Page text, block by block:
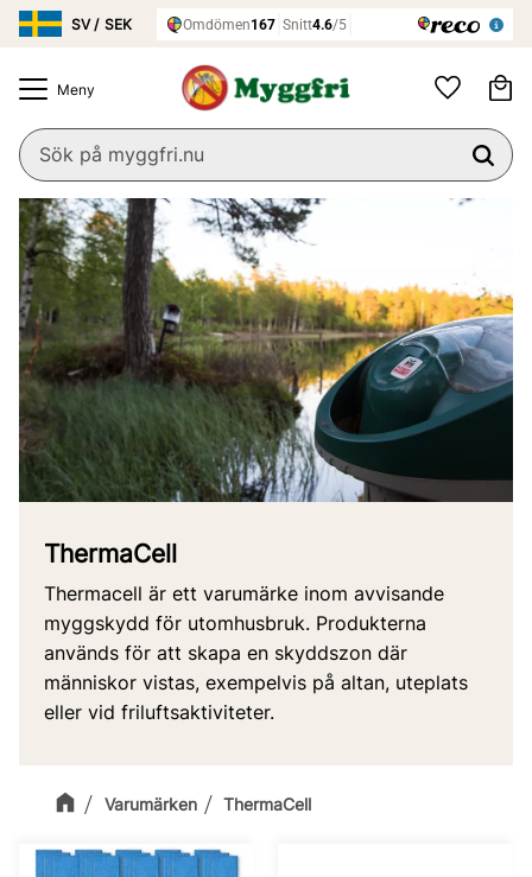
Favoriter
Varumärken ThermaCell
ThermaCell
Thermacell är ett varumärke inom avvisande
myggskydd för utomhusbruk. Produkterna
används för att skapa en skyddszon där
människor vistas, exempelvis på altan, uteplats
eller vid friluftsaktiviteter.